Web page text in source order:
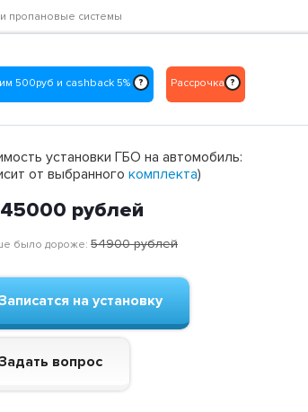
и пропановые системы
500руб и cashback 5% ? Рассрочка ?
установки ГБО на автомобиль:
от выбранного комплекта)
рублей
было дороже: 54900рублей
на установку
вопрос